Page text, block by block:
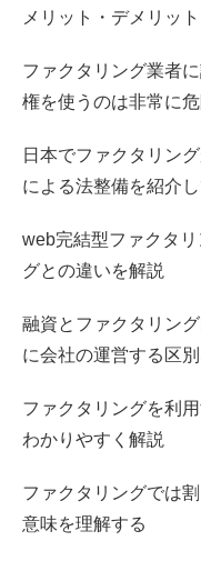
メリット・デメリッ
ファクタリング業者
権を使うのは非常に危
日本でファクタリン
による法整備を紹介し
web完結型ファクタ
グとの違いを解説
融資とファクタリン
に会社の運営する区
ファクタリングを利
わかりやすく解説
ファクタリングでは
意味を理解する